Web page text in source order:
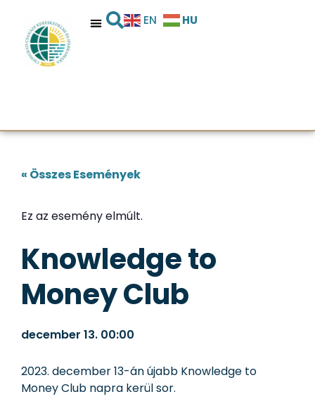
EN HU
« Összes Események
Ez az esemény elmúlt.
Knowledge to
Money Club
december 13. 00:00
2023. december 13-án újabb Knowledge to
Money Club napra kerül sor.